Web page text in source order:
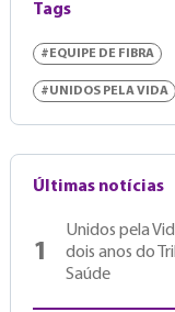
Tags
#EQUIPE DE FIBRA
#UNIDOS PELA VIDA
Últimas notícias
1
Unidos pela
dois anos do
Saúde